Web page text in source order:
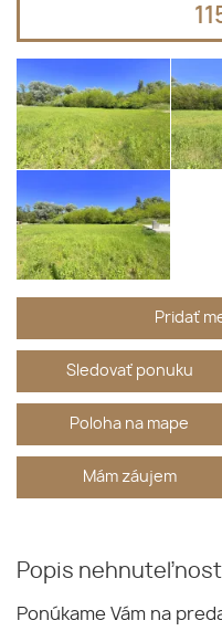
Pridať
Sledovať ponuku
Poloha na mape
Mám záujem
Popis
Ponúkame Vám na